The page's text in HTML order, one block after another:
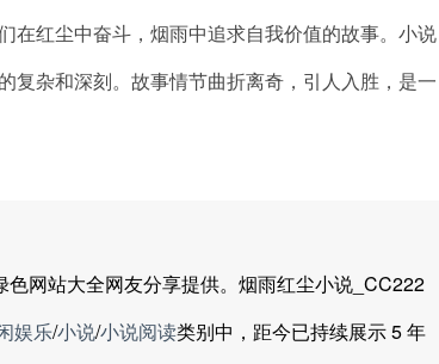
在红尘中奋斗，烟雨中追求自我价值的故事。小说
复杂和深刻。故事情节曲折离奇，引人入胜，是一
网站大全网友分享提供。烟雨红尘小说_CC222
娱乐/小说/小说阅读类别中，距今已持续展示 5 年